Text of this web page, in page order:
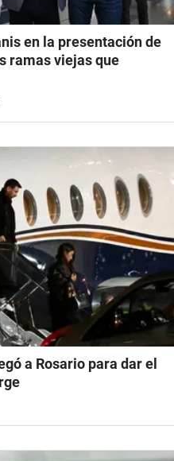
en la presentación de
ramas viejas que
a Rosario para dar el